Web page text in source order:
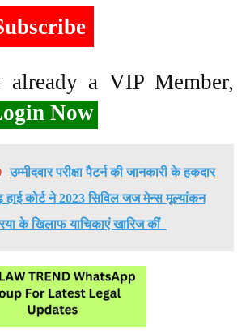
a VIP Member,
Now
उम्मीदवार परीक्षा पैटर्न की जानकारी के हकदार
हाई कोर्ट ने 2023 सिविल जज मेन्स मूल्यांकन
के खिलाफ याचिकाएं खारिज कीं